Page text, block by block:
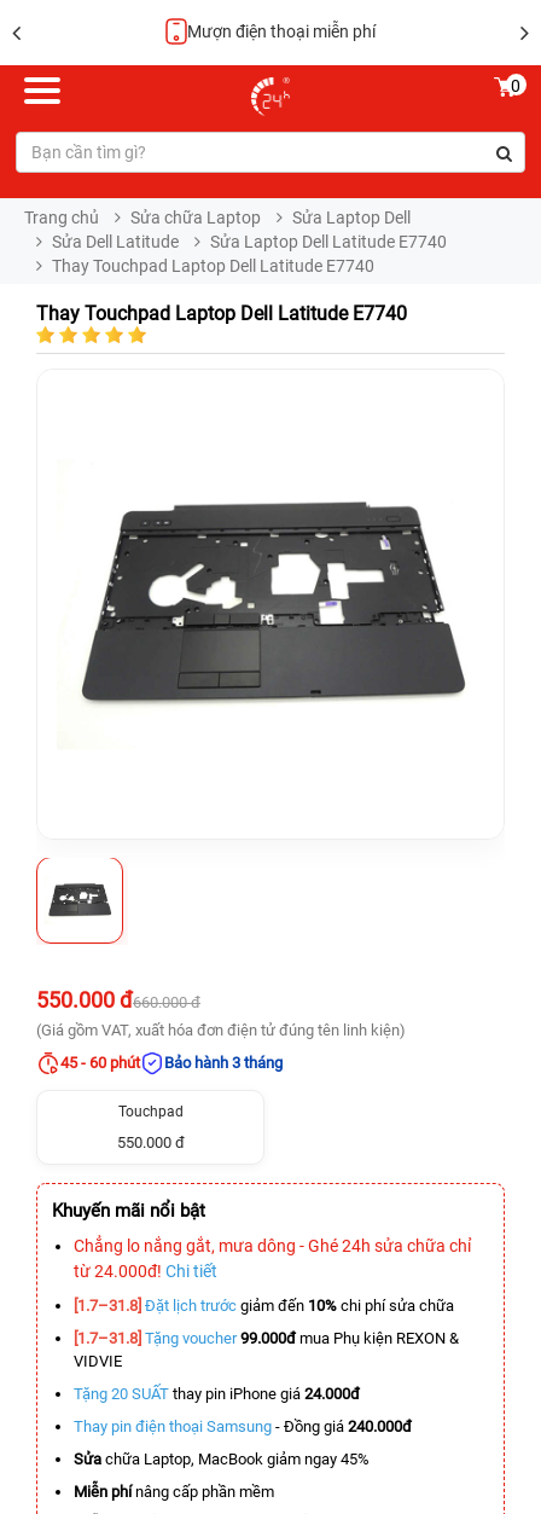
Hoàn tiền 100%
0
Trang chủ Sửa chữa Laptop
Sửa Laptop Dell
Sửa Dell Latitude
Sửa Laptop Dell Latitude E7740
Thay Touchpad Laptop Dell Latitude E7740
Thay Touchpad Laptop Dell Latitude E7740
550.000 đ660.000 đ
(Giá gồm VAT, xuất hóa đơn điện tử đúng tên linh kiện)
45 - 60 phút
Bảo hành 3 tháng
Touchpad
550.000 đ
Khuyến mãi nổi bật
Chẳng lo nắng gắt, mưa dông - Ghé 24h sửa chữa chỉ
từ 24.000đ! Chi tiết
[1.7–31.8] Đặt lịch trước giảm đến 10% chi phí sửa chữa
[1.7–31.8] Tặng voucher 99.000đmua Phụ kiện REXON &
VIDVIE
Tặng 20 SUẤT thay pin iPhone giá 24.000đ
Thay pin điện thoại Samsung - Đồng giá 240.000đ
Sửa chữa Laptop, MacBook giảm ngay 45%
Miễn phínâng cấp phần mềm